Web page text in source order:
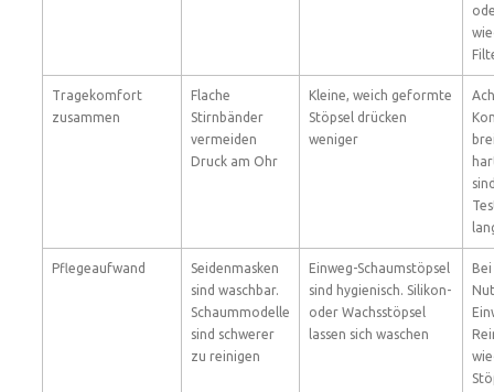
Tragekomfort
zusammen
Flache
Stirnbänder
vermeiden
Druck am Ohr
Kleine, weich geformte
Stöpsel drücken
weniger
Pflegeaufwand
Seidenmasken
sind waschbar.
Schaummodelle
sind schwerer
zu reinigen
Einweg-Schaumstöpsel
sind hygienisch. Silikon-
oder Wachsstöpsel
lassen sich waschen